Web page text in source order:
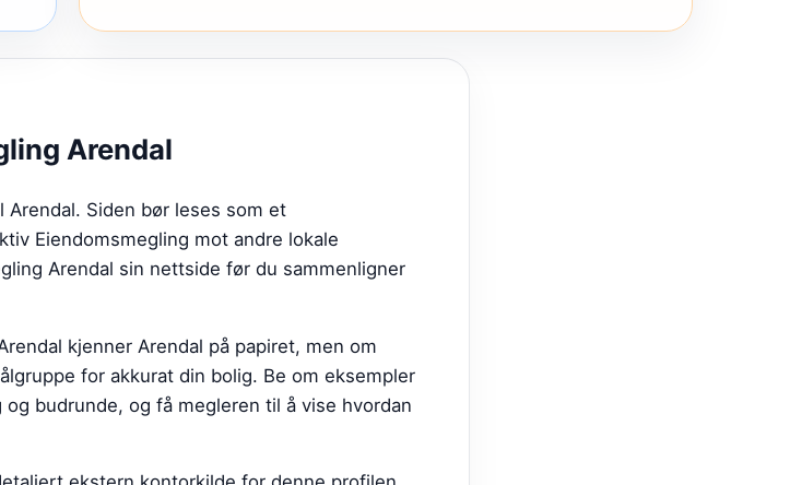
Arendal
Siden bør leses som et
Eiendomsmegling mot andre lokale
Arendal sin nettside før du sammenligner
kjenner Arendal på papiret, men om
for akkurat din bolig. Be om eksempler
budrunde, og få megleren til å vise hvordan